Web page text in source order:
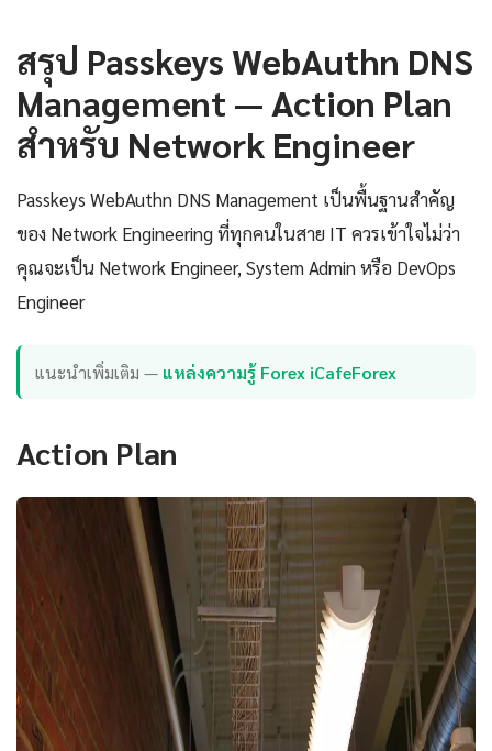
สรุป Passkeys WebAuthn DNS
Management — Action Plan
สำหรับ Network Engineer
Passkeys WebAuthn DNS Management เป็นพื้นฐานสำคัญ
ของ Network Engineering ที่ทุกคนในสาย IT ควรเข้าใจไม่ว่า
คุณจะเป็น Network Engineer, System Admin หรือ DevOps
Engineer
แนะนำเพิ่มเติม — แหล่งความรู้ Forex iCafeForex
Action Plan